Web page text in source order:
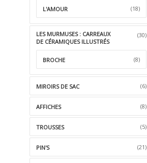
L'AMOUR (18)
LES MURMUSES : CARREAUX
DE CÉRAMIQUES ILLUSTRÉS
(30)
BROCHE (8)
MIROIRS DE SAC (6)
AFFICHES (8)
TROUSSES (5)
PIN'S (21)